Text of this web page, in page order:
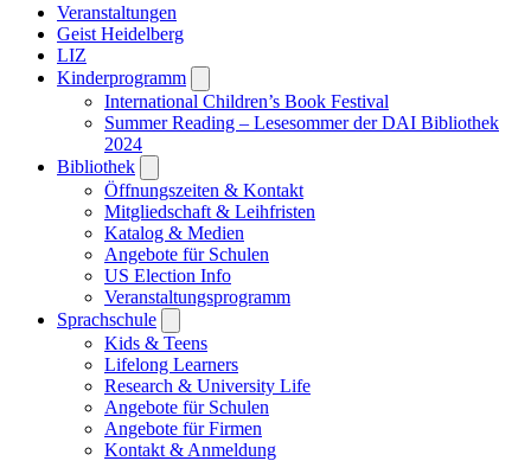
Veranstaltungen
Geist Heidelberg
LIZ
Kinderprogramm
submenu
International Children’s Book Festival
Summer Reading – Lesesommer der DAI Bibliothek
2024
Bibliothek
submenu
Öffnungszeiten & Kontakt
Mitgliedschaft & Leihfristen
Katalog & Medien
Angebote für Schulen
US Election Info
Veranstaltungsprogramm
Sprachschule
submenu
Kids & Teens
Lifelong Learners
Research & University Life
Angebote für Schulen
Angebote für Firmen
Kontakt & Anmeldung